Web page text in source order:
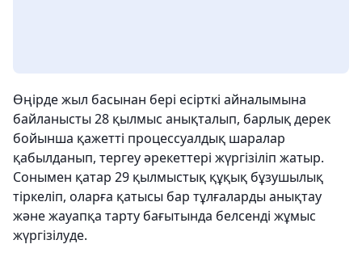
Өңірде жыл басынан бері есірткі айналымына
байланысты 28 қылмыс анықталып, барлық дерек
бойынша қажетті процессуалдық шаралар
қабылданып, тергеу әрекеттері жүргізіліп жатыр.
Сонымен қатар 29 қылмыстық құқық бұзушылық
тіркеліп, оларға қатысы бар тұлғаларды анықтау
және жауапқа тарту бағытында белсенді жұмыс
жүргізілуде.